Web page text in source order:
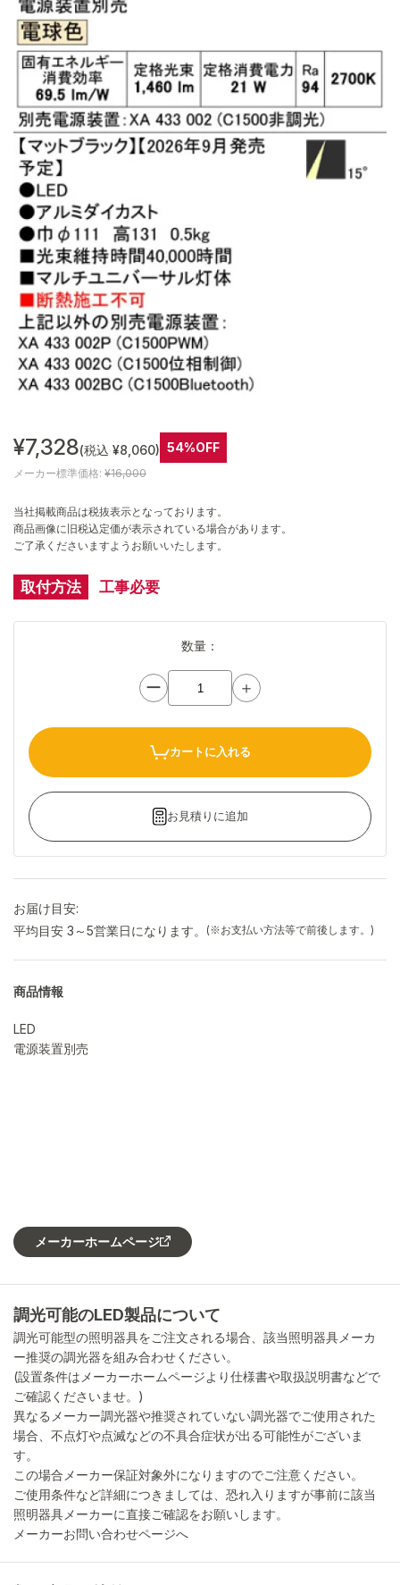
¥7,328(税込 ¥8,060) 54%OFF
メーカー標準価格: ¥16,000
当社掲載商品は税抜表示となっております。
商品画像に旧税込定価が表示されている場合があります。
ご了承くださいますようお願いいたします。
取付方法 工事必要
数量：
ー ＋
カートに入れる
お見積りに追加
お届け目安:
平均目安 3～5営業日になります。
(※お支払い方法等で前後します。)
商品情報
LED
電源装置別売
メーカーホームページ
調光可能のLED製品について
調光可能型の照明器具をご注文される場合、該当照明器具メーカ
ー推奨の調光器を組み合わせください。
(設置条件はメーカーホームページより仕様書や取扱説明書などで
ご確認くださいませ。)
異なるメーカー調光器や推奨されていない調光器でご使用された
場合、不点灯や点滅などの不具合症状が出る可能性がございま
す。
この場合メーカー保証対象外になりますのでご注意ください。
ご使用条件など詳細につきましては、恐れ入りますが事前に該当
照明器具メーカーに直接ご確認をお願いします。
メーカーお問い合わせページへ